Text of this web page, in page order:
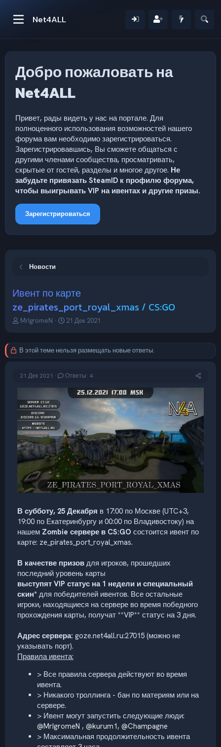
Net4ALL
Добро пожаловать на
Net4ALL
Привет, рады видеть у нас на портале. Для
полноценного использования возможностей нашего
форума вам необходимо зарегистрироваться.
Зарегистрировавшись, Вы сможете общаться с
другими членами сообщества, просматривать,
скрытые от гостей, разделы и многое другое. Не
забудьте привязать SteamID к профилю форума,
чтобы выигрывать VIP на ивентах и другие призы.
Зарегистрироваться
Новости
Ивент по карте
ze_pirates_port_royal_xmas / CS:GO
А
о
е
MrIgromeN
Д
ч
л
21 Дек 2021
В этой теме нельзя размещать новые ответы.
21 Дек 2021 Ответы: 4
В субботу, 25 Декабря в 17:00 по Москве (UTC+3,
19:00 по Екатеринбургу и 00:00 по Владивостоку) на
нашем Zombie сервере в CS:GO состоится ивент по
карте: ze_pirates_port_royal_xmas.
В качестве призов для игроков, прошедших
последний уровень карты
выступят VIP статус на 1 недели и специальный
скин* для победителей ивентов. Все остальные
игроки, находящиеся на сервере во время победного
прохождения карты, получат **VIP** статус на 3 дня.
Адрес сервера: goze.net4all.ru:27015 (можно не
указывать порт).
Правила ивента:
> Все правила сервера действуют во время
ивента.
> Никакого троллинга - бан по материям или на
сервере.
> Ивент могут запустить следующие люди:
@MrIgromeN , @kurum1, @Champagne
> Максимальная продолжительность ивента